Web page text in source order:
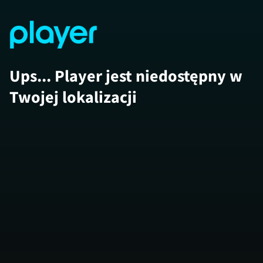
Ups... Player jest niedostępny w
Twojej lokalizacji